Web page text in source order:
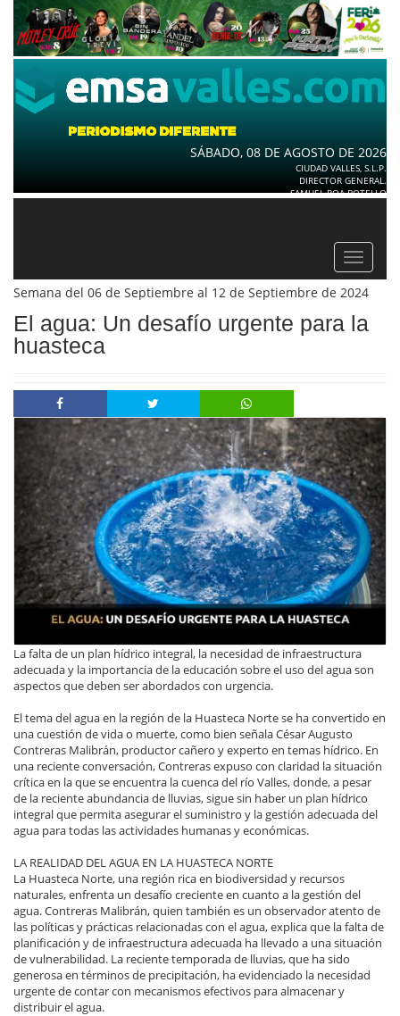
SÁBADO, 08 DE AGOSTO DE 2026
CIUDAD VALLES, S.L.P.
DIRECTOR GENERAL.
SAMUEL ROA BOTELLO
Toggle
Semana del 06 de Septiembre al 12 de Septiembre de 2024
El agua: Un desafío urgente para la
huasteca
La falta de un plan hídrico integral, la necesidad de infraestructura
adecuada y la importancia de la educación sobre el uso del agua son
aspectos que deben ser abordados con urgencia.
El tema del agua en la región de la Huasteca Norte se ha convertido en
una cuestión de vida o muerte, como bien señala César Augusto
Contreras Malibrán, productor cañero y experto en temas hídrico. En
una reciente conversación, Contreras expuso con claridad la situación
crítica en la que se encuentra la cuenca del río Valles, donde, a pesar
de la reciente abundancia de lluvias, sigue sin haber un plan hídrico
integral que permita asegurar el suministro y la gestión adecuada del
agua para todas las actividades humanas y económicas.
LA REALIDAD DEL AGUA EN LA HUASTECA NORTE
La Huasteca Norte, una región rica en biodiversidad y recursos
naturales, enfrenta un desafío creciente en cuanto a la gestión del
agua. Contreras Malibrán, quien también es un observador atento de
las políticas y prácticas relacionadas con el agua, explica que la falta de
planificación y de infraestructura adecuada ha llevado a una situación
de vulnerabilidad. La reciente temporada de lluvias, que ha sido
generosa en términos de precipitación, ha evidenciado la necesidad
urgente de contar con mecanismos efectivos para almacenar y
distribuir el agua.